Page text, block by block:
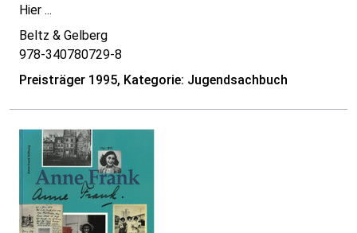
Hier ...
Beltz & Gelberg
978-340780729-8
Preisträger 1995, Kategorie: Jugendsachbuch